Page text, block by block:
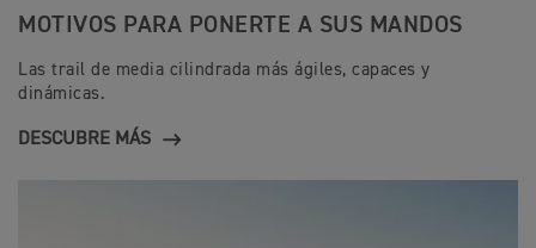
MOTIVOS PARA PONERTE A SUS MANDOS
Las trail de media cilindrada más ágiles, capaces y
dinámicas.
DESCUBRE MÁS